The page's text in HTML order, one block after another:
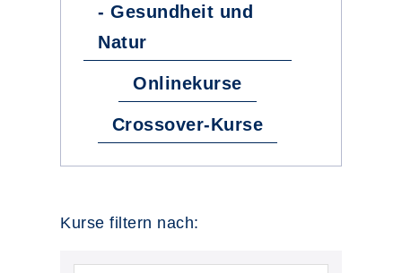
- Gesundheit und
Natur
Onlinekurse
Crossover-Kurse
Kurse filtern nach: